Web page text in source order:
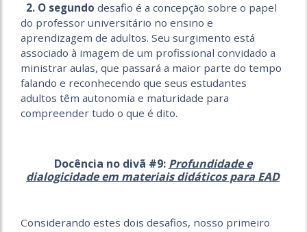
2. O segundo desafio é a concepção sobre o papel
do professor universitário no ensino e
aprendizagem de adultos. Seu surgimento está
associado à imagem de um profissional convidado a
ministrar aulas, que passará a maior parte do tempo
falando e reconhecendo que seus estudantes
adultos têm autonomia e maturidade para
compreender tudo o que é dito.
Docência no divã #9: Profundidade e
dialogicidade em materiais didáticos para EAD
Considerando estes dois desafios, nosso primeiro